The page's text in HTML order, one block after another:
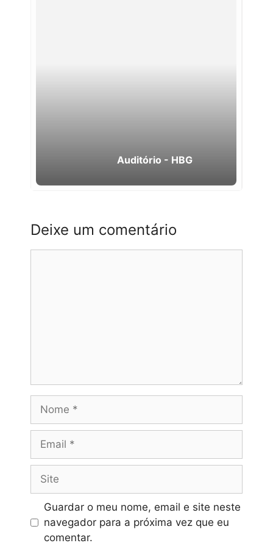
Auditório - HBG
Deixe um comentário
Nome
Email
Site
Guardar o meu nome, email e site neste
navegador para a próxima vez que eu
comentar.